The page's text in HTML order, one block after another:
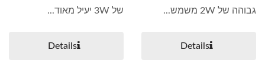
גבוהה של 2W משמש...
Details
של 3W יעיל מאוד...
Details